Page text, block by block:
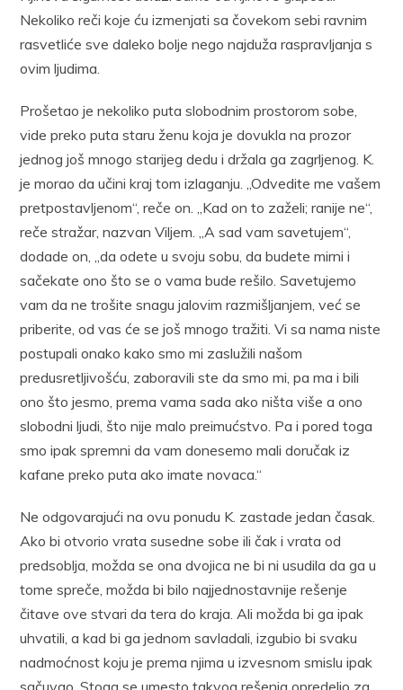
Nekoliko reči koje ću izmenjati sa čovekom sebi ravnim
rasvetliće sve daleko bolje nego najduža raspravljanja s
ovim ljudima.
Prošetao je nekoliko puta slobodnim prostorom sobe,
vide preko puta staru ženu koja je dovukla na prozor
jednog još mnogo starijeg dedu i držala ga zagrljenog. K.
je morao da učini kraj tom izlaganju. „Odvedite me vašem
pretpostavljenom“, reče on. „Kad on to zaželi; ranije ne“,
reče stražar, nazvan Viljem. „A sad vam savetujem“,
dodade on, „da odete u svoju sobu, da budete mirni i
sačekate ono što se o vama bude rešilo. Savetujemo
vam da ne trošite snagu jalovim razmišljanjem, već se
priberite, od vas će se još mnogo tražiti. Vi sa nama niste
postupali onako kako smo mi zaslužili našom
predusretljivošću, zaboravili ste da smo mi, pa ma i bili
ono što jesmo, prema vama sada ako ništa više a ono
slobodni ljudi, što nije malo preimućstvo. Pa i pored toga
smo ipak spremni da vam donesemo mali doručak iz
kafane preko puta ako imate novaca.“
Ne odgovarajući na ovu ponudu K. zastade jedan časak.
Ako bi otvorio vrata susedne sobe ili čak i vrata od
predsoblja, možda se ona dvojica ne bi ni usudila da ga u
tome spreče, možda bi bilo najjednostavnije rešenje
čitave ove stvari da tera do kraja. Ali možda bi ga ipak
uhvatili, a kad bi ga jednom savladali, izgubio bi svaku
nadmoćnost koju je prema njima u izvesnom smislu ipak